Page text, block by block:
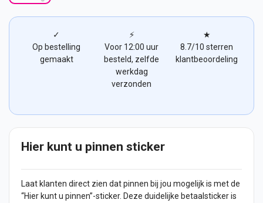
✓
Op bestelling
gemaakt
⚡
Voor 12:00 uur
besteld, zelfde
werkdag
verzonden
★
8.7/10 sterren
klantbeoordeling
Hier kunt u pinnen sticker
Laat klanten direct zien dat pinnen bij jou mogelijk is met de
“Hier kunt u pinnen”-sticker. Deze duidelijke betaalsticker is